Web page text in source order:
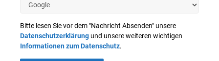
Bitte lesen Sie vor dem "Nachricht Absenden" unsere
Datenschutzerklärung und unsere weiteren wichtigen
Informationen zum Datenschutz.